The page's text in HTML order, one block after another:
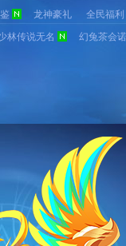
龙神豪礼
全民福利
林传说无名 幻兔茶会